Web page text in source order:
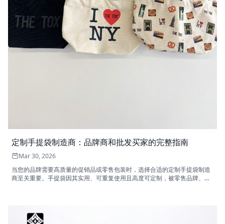
定制手提袋制造商：品牌商和批发买家的完整指南
Mar 30, 2026
当您的品牌需要高质量的促销品或零售包装时，选择合适的定制手提袋制造
商至关重要。手提袋因其实用、可重复使用且高度可定制，被零售品牌、美